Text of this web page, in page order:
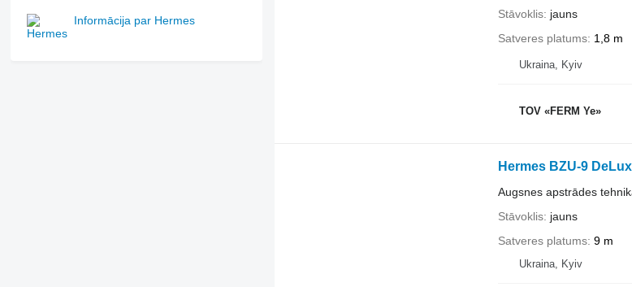
Informācija par Hermes
Stāvoklis jauns
Satveres platums 1,8 m
Ukraina, Kyiv
TOV «FERM Ye»
Hermes BZU-9
Augsnes apstrādes
Stāvoklis jauns
Satveres platums 9 m
Ukraina, Kyiv